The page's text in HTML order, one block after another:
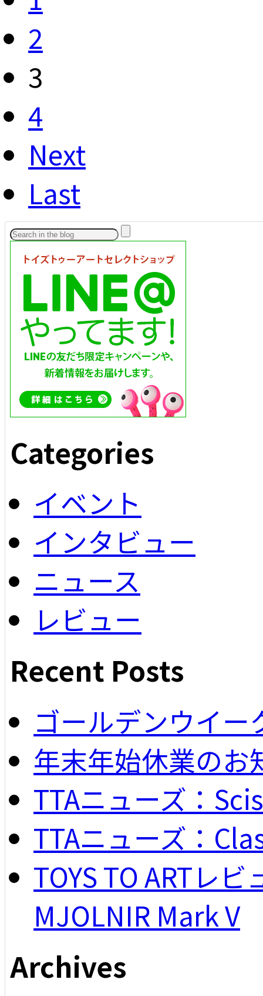
2
3
4
Next
Last
Categories
イベント
インタビュー
ニュース
レビュー
Recent Posts
ゴールデンウイー
年末年始休業のお
TTAニューズ：
TTAニューズ：
TOYS TO ARTレ
MJOLNIR Mark V
Archives